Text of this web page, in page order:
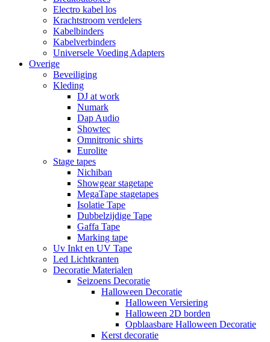
Electro kabel los
Krachtstroom verdelers
Kabelbinders
Kabelverbinders
Universele Voeding Adapters
Overige
Beveiliging
Kleding
DJ at work
Numark
Dap Audio
Showtec
Omnitronic shirts
Eurolite
Stage tapes
Nichiban
Showgear stagetape
MegaTape stagetapes
Isolatie Tape
Dubbelzijdige Tape
Gaffa Tape
Marking tape
Uv Inkt en UV Tape
Led Lichtkranten
Decoratie Materialen
Seizoens Decoratie
Halloween Decoratie
Halloween Versiering
Halloween 2D borden
Opblaasbare Halloween Decoratie
Kerst decoratie